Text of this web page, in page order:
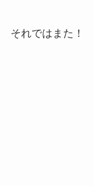
それではまた！